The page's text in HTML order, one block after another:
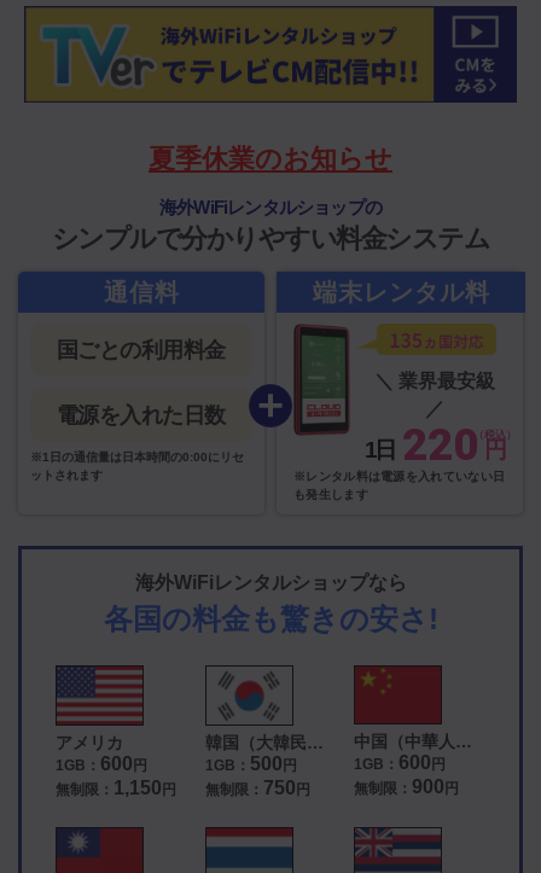
夏季休業のお知らせ
海外WiFiレンタルショップの
シンプルで分かりやすい料金システム
通信料
国ごとの利用料金
電源を入れた日数
※1日の通信量は日本時間の0:00にリセ
ットされます
端末レンタル料
＼ 業界最安級
／
1日 220（税込）
円
※レンタル料は電源を入れていない日
も発生します
海外WiFiレンタルショップなら
各国の料金も驚きの安さ!
アメリカ
1GB： 600 円
無制限： 1,150 円
韓国（大韓民
国）
1GB： 500 円
無制限： 750 円
中国（中華人民
共和国）
1GB： 600 円
無制限： 900 円